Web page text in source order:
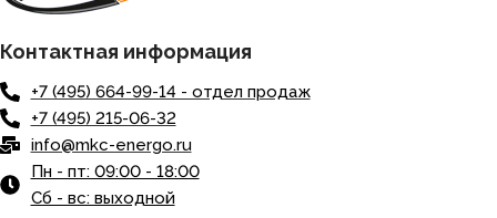
Контактная информация
+7 (495) 664-99-14 - отдел продаж
+7 (495) 215-06-32
info@mkc-energo.ru
Пн - пт: 09:00 - 18:00
Сб - вс: выходной